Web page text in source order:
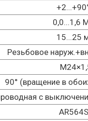
0,0...1,6
15...25
Резьбовое
90° (вращение в
с